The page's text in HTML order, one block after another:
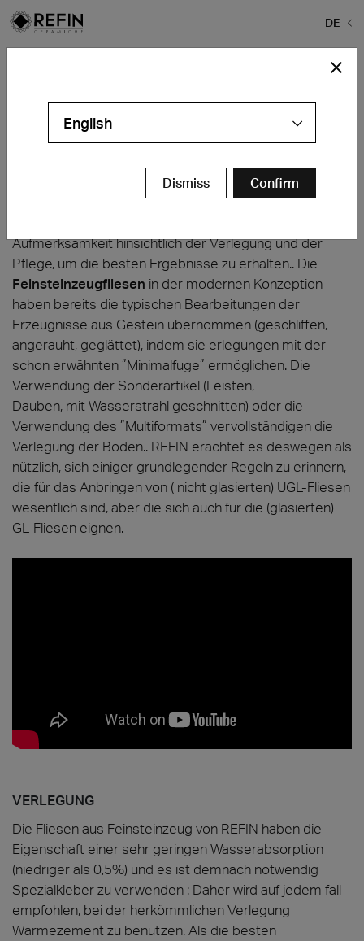
DE
Die am meisten verbreitetste Verwendung des
herausragenden technischen und ästhetischen
Eigenschaften – sowohl für geschäftliche als auch für
Aufmerksamkeit hinsichtlich der Verlegung und der
Pflege, um die besten Ergebnisse zu erhalten.. Die
Feinsteinzeugfliesen in der modernen Konzeption
haben bereits die typischen Bearbeitungen der
Erzeugnisse aus Gestein übernommen (geschliffen,
angerauht, geglättet), indem sie erlegungen mit der
schon erwähnten ”Minimalfuge” ermöglichen. Die
Verwendung der Sonderartikel (Leisten,
Dauben, mit Wasserstrahl geschnitten) oder die
Verwendung des ”Multiformats” vervollständigen die
Verlegung der Böden.. REFIN erachtet es deswegen als
nützlich, sich einiger grundlegender Regeln zu erinnern,
die für das Anbringen von ( nicht glasierten) UGL-Fliesen
wesentlich sind, aber die sich auch für die (glasierten)
GL-Fliesen eignen.
VERLEGUNG
Die Fliesen aus Feinsteinzeug von REFIN haben die
Eigenschaft einer sehr geringen Wasserabsorption
(niedriger als 0,5%) und es ist demnach notwendig
Spezialkleber zu verwenden : Daher wird auf jedem fall
empfohlen, bei der herkömmlichen Verlegung
Wärmezement zu benutzen. Als die besten
English
Dismiss Confirm